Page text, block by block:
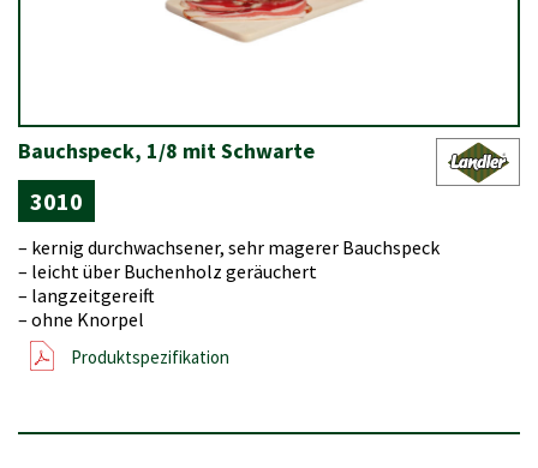
Bauchspeck, 1/8 mit Schwarte
3010
– kernig durchwachsener, sehr magerer Bauchspeck
– leicht über Buchenholz geräuchert
– langzeitgereift
– ohne Knorpel
Produktspezifikation